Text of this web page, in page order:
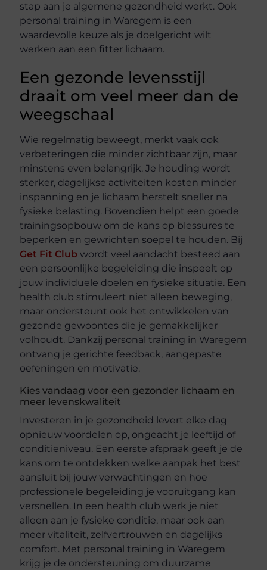
stap aan je algemene gezondheid werkt. Ook
personal training in Waregem is een
waardevolle keuze als je doelgericht wilt
werken aan een fitter lichaam.
Een gezonde levensstijl
draait om veel meer dan de
weegschaal
Wie regelmatig beweegt, merkt vaak ook
verbeteringen die minder zichtbaar zijn, maar
minstens even belangrijk. Je houding wordt
sterker, dagelijkse activiteiten kosten minder
inspanning en je lichaam herstelt sneller na
fysieke belasting. Bovendien helpt een goede
trainingsopbouw om de kans op blessures te
beperken en gewrichten soepel te houden. Bij
Get Fit Club wordt veel aandacht besteed aan
een persoonlijke begeleiding die inspeelt op
jouw individuele doelen en fysieke situatie. Een
health club stimuleert niet alleen beweging,
maar ondersteunt ook het ontwikkelen van
gezonde gewoontes die je gemakkelijker
volhoudt. Dankzij personal training in Waregem
ontvang je gerichte feedback, aangepaste
oefeningen en motivatie.
Kies vandaag voor een gezonder lichaam en
meer levenskwaliteit
Investeren in je gezondheid levert elke dag
opnieuw voordelen op, ongeacht je leeftijd of
conditieniveau. Een eerste afspraak geeft je de
kans om te ontdekken welke aanpak het best
aansluit bij jouw verwachtingen en hoe
professionele begeleiding je vooruitgang kan
versnellen. In een health club werk je niet
alleen aan je fysieke conditie, maar ook aan
meer vitaliteit, zelfvertrouwen en dagelijks
comfort. Met personal training in Waregem
krijg je de ondersteuning om duurzame